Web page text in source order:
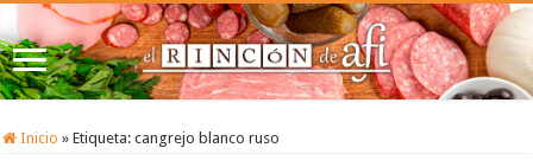
Inicio » Etiqueta:cangrejo blanco ruso